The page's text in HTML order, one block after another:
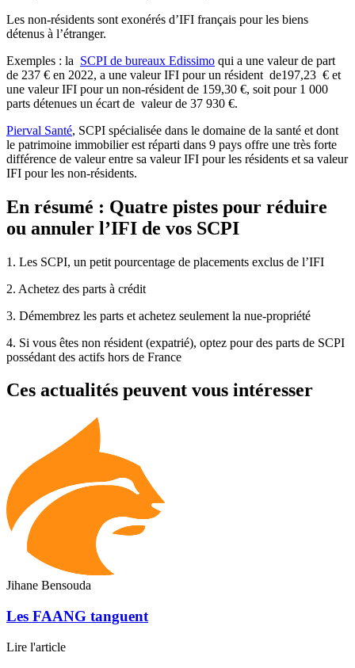
Les non-résidents sont exonérés d’IFI français pour les biens
détenus à l’étranger.
Exemples : la SCPI de bureaux Edissimo qui a une valeur de part
de 237 € en 2022, a une valeur IFI pour un résident de197,23 € et
une valeur IFI pour un non-résident de 159,30 €, soit pour 1 000
parts détenues un écart de valeur de 37 930 €.
Pierval Santé, SCPI spécialisée dans le domaine de la santé et dont
le patrimoine immobilier est réparti dans 9 pays offre une très forte
différence de valeur entre sa valeur IFI pour les résidents et sa valeur
IFI pour les non-résidents.
En résumé : Quatre pistes pour réduire
ou annuler l’IFI de vos SCPI
1. Les SCPI, un petit pourcentage de placements exclus de l’IFI
2. Achetez des parts à crédit
3. Démembrez les parts et achetez seulement la nue-propriété
4. Si vous êtes non résident (expatrié), optez pour des parts de SCPI
possédant des actifs hors de France
Ces actualités peuvent vous intéresser
Jihane Bensouda
Les FAANG tanguent
Lire l'article